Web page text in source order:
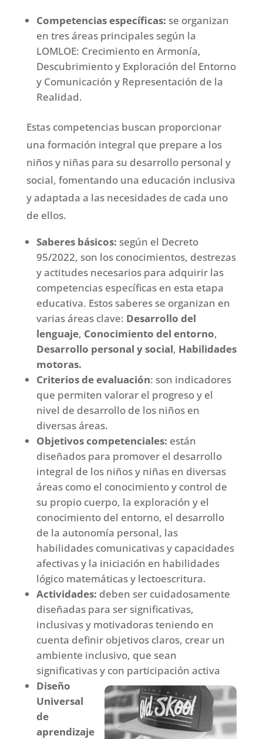
Competencias específicas: se organizan
en tres áreas principales según la
LOMLOE: Crecimiento en Armonía,
Descubrimiento y Exploración del Entorno
y Comunicación y Representación de la
Realidad.
Estas competencias buscan proporcionar
una formación integral que prepare a los
niños y niñas para su desarrollo personal y
social, fomentando una educación inclusiva
y adaptada a las necesidades de cada uno
de ellos.
Saberes básicos: según el Decreto
95/2022, son los conocimientos, destrezas
y actitudes necesarios para adquirir las
competencias específicas en esta etapa
educativa. Estos saberes se organizan en
varias áreas clave: Desarrollo del
lenguaje, Conocimiento del entorno,
Desarrollo personal y social, Habilidades
motoras.
Criterios de evaluación: son indicadores
que permiten valorar el progreso y el
nivel de desarrollo de los niños en
diversas áreas.
Objetivos competenciales: están
diseñados para promover el desarrollo
integral de los niños y niñas en diversas
áreas como el conocimiento y control de
su propio cuerpo, la exploración y el
conocimiento del entorno, el desarrollo
de la autonomía personal, las
habilidades comunicativas y capacidades
afectivas y la iniciación en habilidades
lógico matemáticas y lectoescritura.
Actividades: deben ser cuidadosamente
diseñadas para ser significativas,
inclusivas y motivadoras teniendo en
cuenta definir objetivos claros, crear un
ambiente inclusivo, que sean
significativas y con participación activa
Diseño
Universal
de
aprendizaje